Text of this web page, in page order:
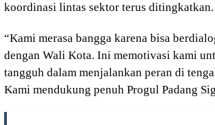
koordinasi lintas sektor terus ditingkatkan.
“Kami merasa bangga karena bisa
dengan Wali Kota. Ini memotivasi kami
tangguh dalam menjalankan peran di
Kami mendukung penuh Progul Padang